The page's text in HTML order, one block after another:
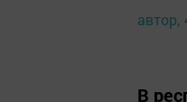
автор,
В